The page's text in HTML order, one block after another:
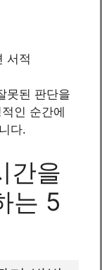
서적
못된 판단을
인 순간에
다.
간을
는 5